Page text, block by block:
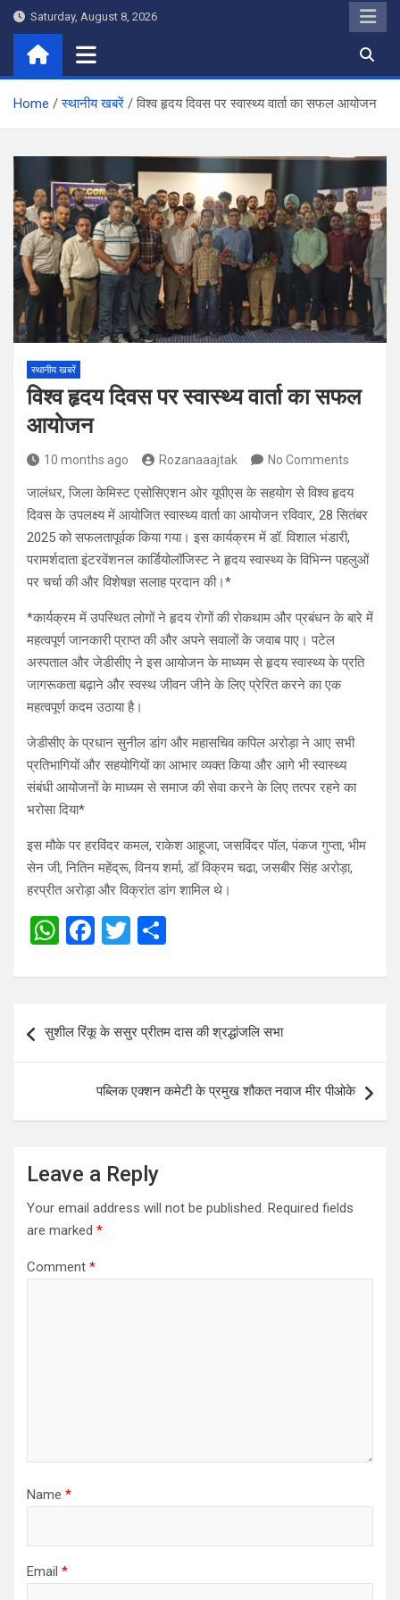
Skip
content
Saturday, August 8, 2026
Home स्थानीय खबरें विश्व हृदय दिवस पर स्वास्थ्य वार्ता का सफल आयोजन
स्थानीय खबरें
विश्व हृदय दिवस पर स्वास्थ्य वार्ता का सफल
आयोजन
10 months ago Rozanaaajtak No Comments
जालंधर, जिला केमिस्ट एसोसिएशन ओर यूपीएस के सहयोग से विश्व हृदय
दिवस के उपलक्ष्य में आयोजित स्वास्थ्य वार्ता का आयोजन रविवार, 28 सितंबर
2025 को सफलतापूर्वक किया गया। इस कार्यक्रम में डॉ. विशाल भंडारी,
परामर्शदाता इंटरवेंशनल कार्डियोलॉजिस्ट ने हृदय स्वास्थ्य के विभिन्न पहलुओं
पर चर्चा की और विशेषज्ञ सलाह प्रदान की।*
*कार्यक्रम में उपस्थित लोगों ने हृदय रोगों की रोकथाम और प्रबंधन के बारे में
महत्वपूर्ण जानकारी प्राप्त की और अपने सवालों के जवाब पाए। पटेल
अस्पताल और जेडीसीए ने इस आयोजन के माध्यम से हृदय स्वास्थ्य के प्रति
जागरूकता बढ़ाने और स्वस्थ जीवन जीने के लिए प्रेरित करने का एक
महत्वपूर्ण कदम उठाया है।
जेडीसीए के प्रधान सुनील डांग और महासचिव कपिल अरोड़ा ने आए सभी
प्रतिभागियों और सहयोगियों का आभार व्यक्त किया और आगे भी स्वास्थ्य
संबंधी आयोजनों के माध्यम से समाज की सेवा करने के लिए तत्पर रहने का
भरोसा दिया*
इस मौके पर हरविंदर कमल, राकेश आहूजा, जसविंदर पॉल, पंकज गुप्ता, भीम
सेन जी, नितिन महेंद्रू, विनय शर्मा, डॉ विक्रम चढा, जसबीर सिंह अरोड़ा,
हरप्रीत अरोड़ा और विक्रांत डांग शामिल थे।
W
at
s
A
p
F
ce
b
o
o
k
T
tt
er
ar
navigation
सुशील रिंकू के ससुर प्रीतम दास की श्रद्धांजलि सभा
पब्लिक एक्शन कमेटी के प्रमुख शौकत नवाज मीर पीओके
Leave a Reply
Your email address will not be published. Required fields
are marked *
Comment *
Name *
Email *